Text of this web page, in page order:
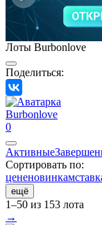
Лоты Burbonlove
Поделиться:
Burbonlove
0
Активные
Сортировать по:
цененовинкам
ещё
1–50 из 153 лота
→